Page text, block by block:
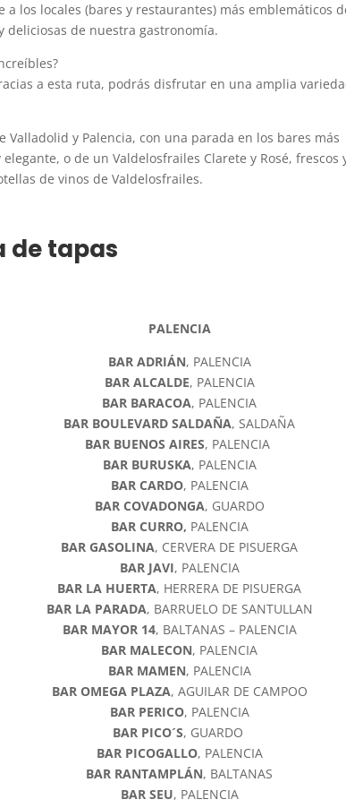
los locales (bares y restaurantes) más emblemáticos
de nuestra gastronomía.
a esta ruta, podrás disfrutar en una amplia
y Palencia, con una parada en los bares más
o de un Valdelosfrailes Clarete y Rosé, frescos
de vinos de Valdelosfrailes.
de tapas
PALENCIA
BAR ADRIÁN, PALENCIA
BAR ALCALDE, PALENCIA
BAR BARACOA, PALENCIA
BAR BOULEVARD SALDAÑA, SALDAÑA
BAR BUENOS AIRES, PALENCIA
BAR BURUSKA, PALENCIA
BAR CARDO, PALENCIA
BAR COVADONGA, GUARDO
BAR CURRO, PALENCIA
BAR GASOLINA, CERVERA DE PISUERGA
BAR JAVI, PALENCIA
BAR LA HUERTA, HERRERA DE PISUERGA
BAR LA PARADA, BARRUELO DE SANTULLAN
BAR MAYOR 14, BALTANAS – PALENCIA
BAR MALECON, PALENCIA
BAR MAMEN, PALENCIA
BAR OMEGA PLAZA, AGUILAR DE CAMPOO
BAR PERICO, PALENCIA
BAR PICO´S, GUARDO
BAR PICOGALLO, PALENCIA
BAR RANTAMPLÁN, BALTANAS
BAR SEU, PALENCIA